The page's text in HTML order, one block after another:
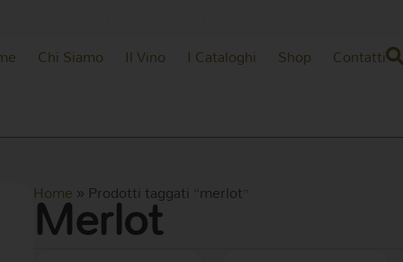
Chi Siamo Il Vino I Cataloghi Shop Contatti
Home» Prodotti taggati “merlot”
Merlot